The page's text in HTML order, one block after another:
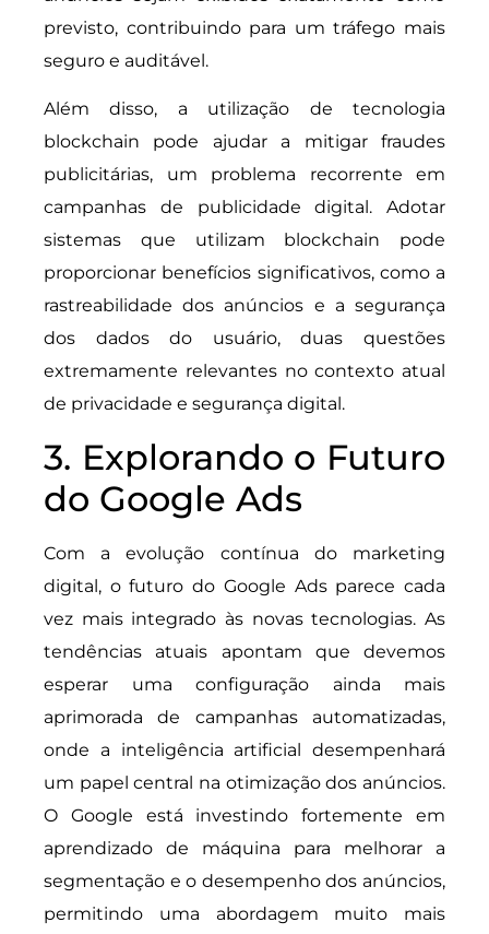
previsto, contribuindo para um tráfego mais
seguro e auditável.
Além disso, a utilização de tecnologia
blockchain pode ajudar a mitigar fraudes
publicitárias, um problema recorrente em
campanhas de publicidade digital. Adotar
sistemas que utilizam blockchain pode
proporcionar benefícios significativos, como a
rastreabilidade dos anúncios e a segurança
dos dados do usuário, duas questões
extremamente relevantes no contexto atual
de privacidade e segurança digital.
3. Explorando o Futuro
do Google Ads
Com a evolução contínua do marketing
digital, o futuro do Google Ads parece cada
vez mais integrado às novas tecnologias. As
tendências atuais apontam que devemos
esperar uma configuração ainda mais
aprimorada de campanhas automatizadas,
onde a inteligência artificial desempenhará
um papel central na otimização dos anúncios.
O Google está investindo fortemente em
aprendizado de máquina para melhorar a
segmentação e o desempenho dos anúncios,
permitindo uma abordagem muito mais